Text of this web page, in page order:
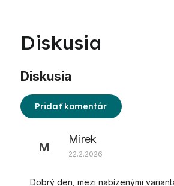
Diskusia
Diskusia
Pridať komentár
Výpis
diskusií
M
Mirek
22.2.2026
Dobrý den, mezi nabízenými